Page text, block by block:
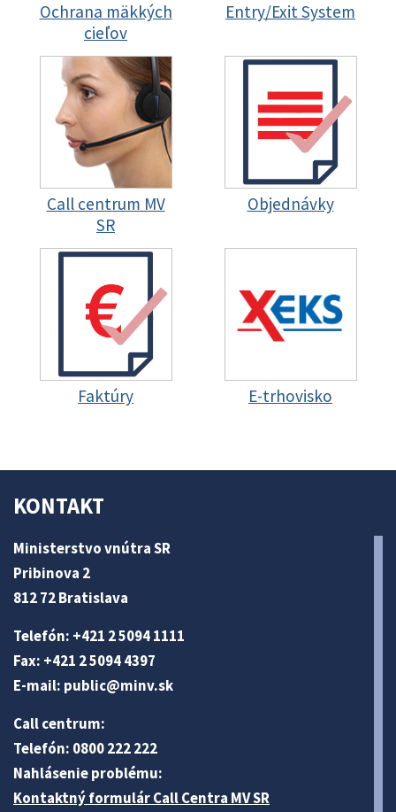
Ochrana mäkkých
cieľov
Entry/Exit System
Call centrum MV
SR
Objednávky
Faktúry E-trhovisko
KONTAKT
Ministerstvo vnútra SR
Pribinova 2
812 72 Bratislava
Telefón: +421 2 5094 1111
Fax: +421 2 5094 4397
E-mail: public@minv.sk
Call centrum:
Telefón: 0800 222 222
Nahlásenie problému:
Kontaktný formulár Call Centra MV SR